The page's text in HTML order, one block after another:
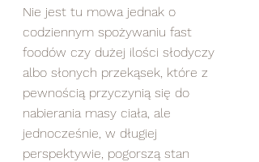
Nie jest tu mowa jednak o
codziennym spożywaniu fast
foodów czy dużej ilości słodyczy
albo słonych przekąsek, które z
pewnością przyczynią się do
nabierania masy ciała, ale
jednocześnie, w długiej
perspektywie, pogorszą stan